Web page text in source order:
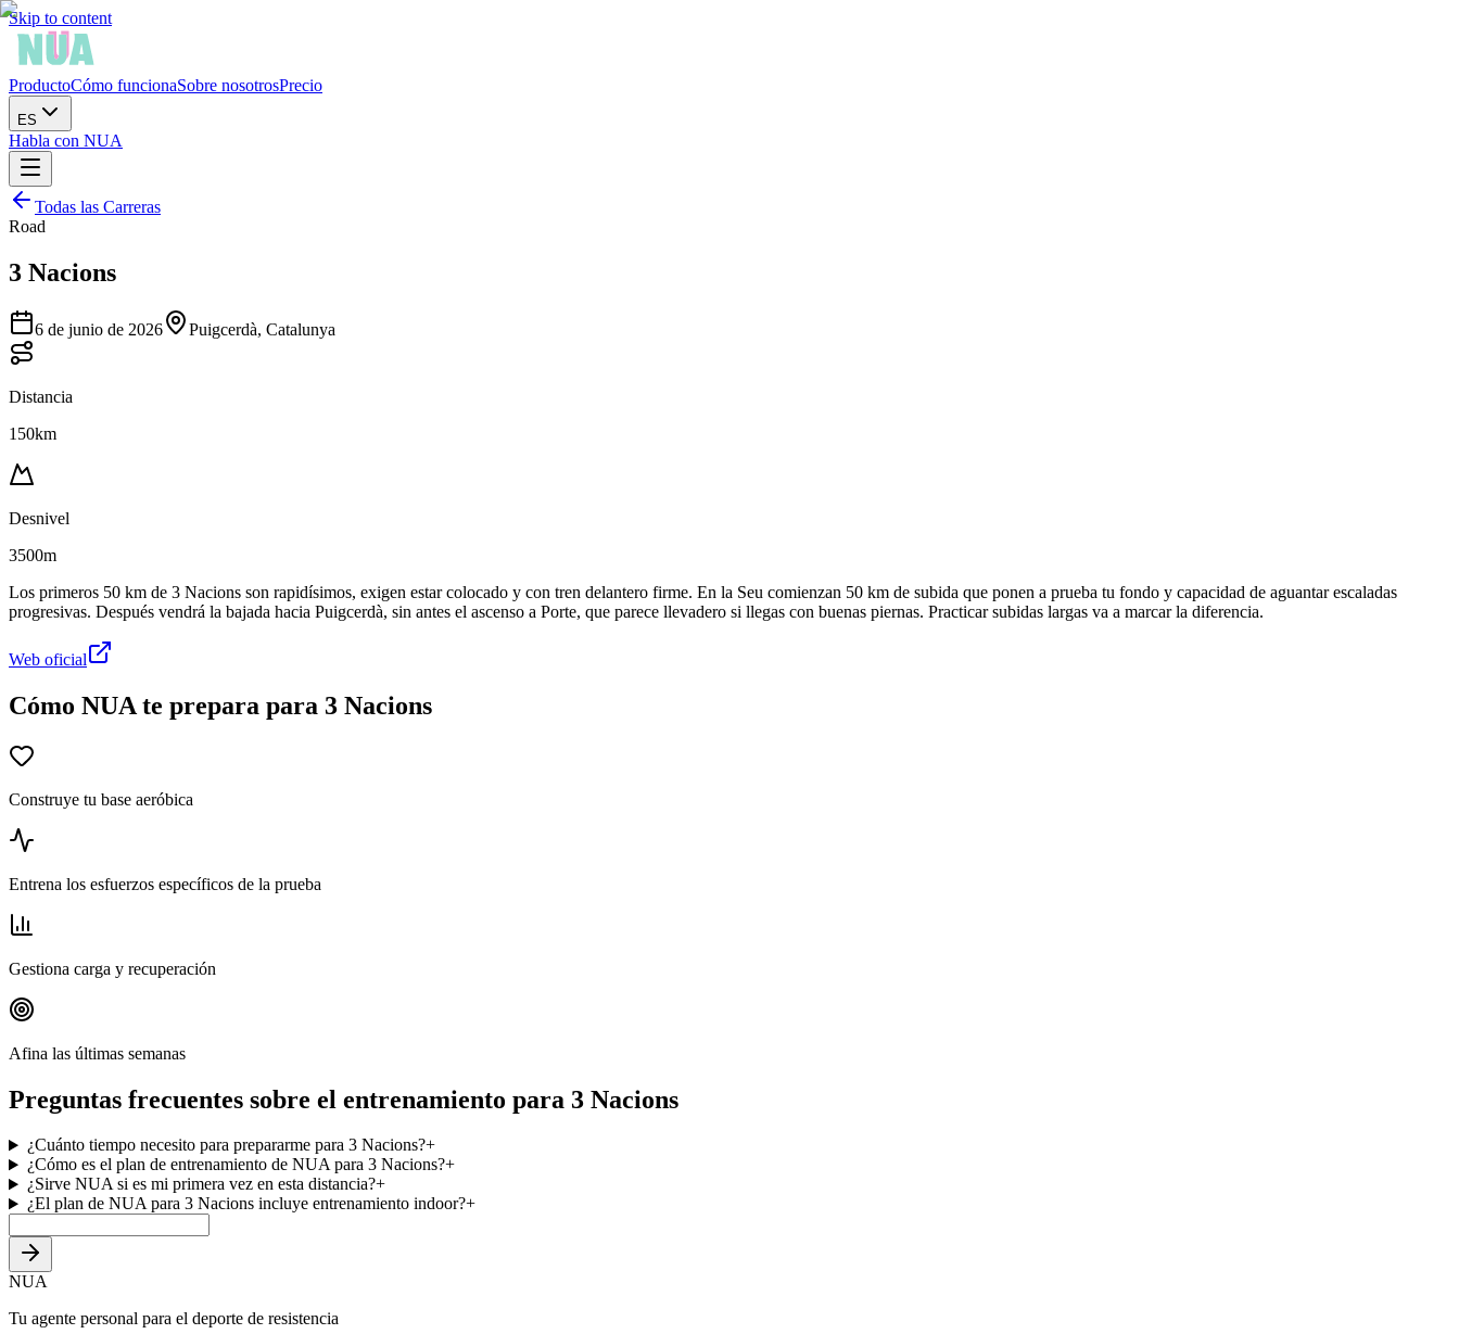
Skip to content
ProductoCómo funcionaSobre nosotrosPrecio
ES
Habla con NUA
Todas las Carreras
Road
3 Nacions
6 de junio de 2026 Puigcerdà, Catalunya
Distancia
150km
Desnivel
3500m
Los primeros 50 km de 3 Nacions son rapidísimos, exigen estar colocado y con tren delantero firme. En la Seu comienzan 50 km de subida que ponen a prueba tu fondo y capacidad de aguantar escaladas
progresivas. Después vendrá la bajada hacia Puigcerdà, sin antes el ascenso a Porte, que parece llevadero si llegas con buenas piernas. Practicar subidas largas va a marcar la diferencia.
Web oficial
Cómo NUA te prepara para 3 Nacions
Construye tu base aeróbica
Entrena los esfuerzos específicos de la prueba
Gestiona carga y recuperación
Afina las últimas semanas
Preguntas frecuentes sobre el entrenamiento para 3 Nacions
¿Cuánto tiempo necesito para prepararme para 3 Nacions?+
¿Cómo es el plan de entrenamiento de NUA para 3 Nacions?+
¿Sirve NUA si es mi primera vez en esta distancia?+
¿El plan de NUA para 3 Nacions incluye entrenamiento indoor?+
NUA
Tu agente personal para el deporte de resistencia